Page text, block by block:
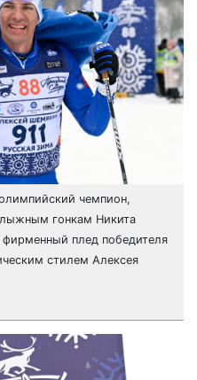
чемпион,
гонкам Никита
плед победителя
стилем Алексея